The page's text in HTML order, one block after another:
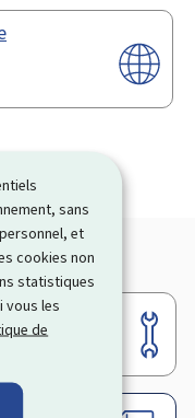
sans
et
cookies non
statistiques
vous les
de